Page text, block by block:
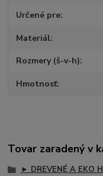
Určené pre
Materiál
Rozmery (š-v-h)
Hmotnosť
Tovar zaradený v
► DREVENÉ A EKO